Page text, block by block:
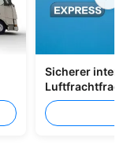
Sicherer
Shenzhen